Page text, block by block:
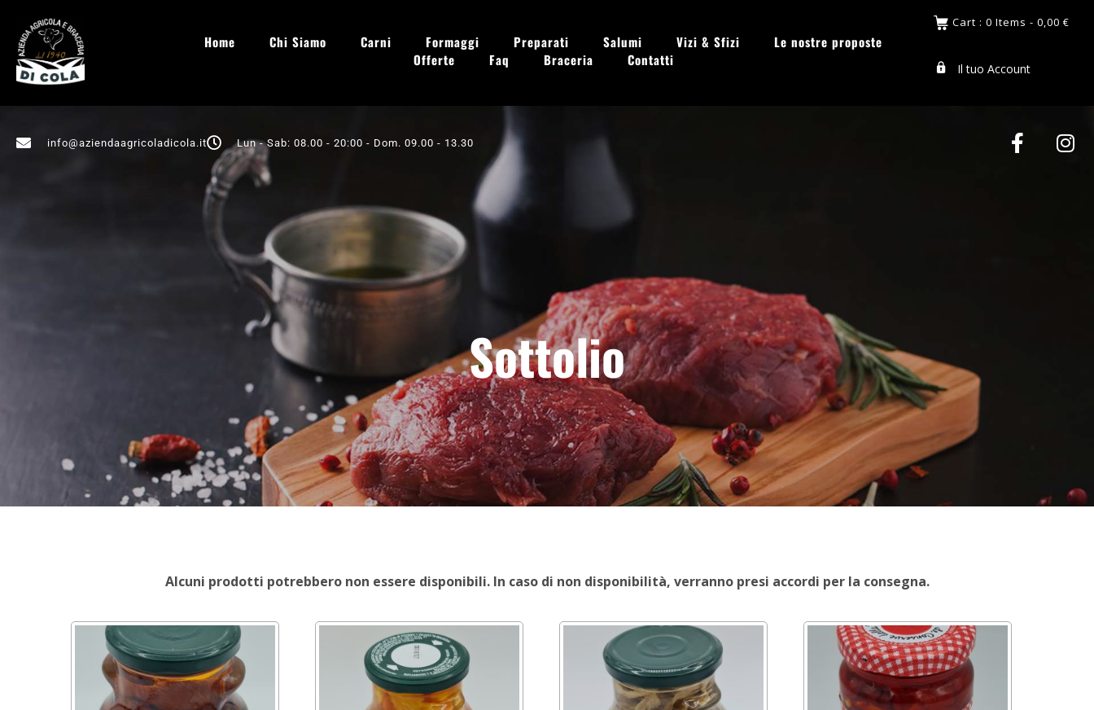
Home Chi Siamo Carni Formaggi Preparati Salumi Vizi & Sfizi
Le nostre proposte
Offerte
Faq Braceria Contatti
Cart : 0 Items - 0,00 €
Il tuo Account
info@aziendaagricoladicola.it Lun - Sab: 08.00 - 20:00 - Dom. 09.00 - 13.30
Sottolio
Alcuni prodotti potrebbero non essere disponibili. In caso di non disponibilità, verranno presi accordi per la consegna.